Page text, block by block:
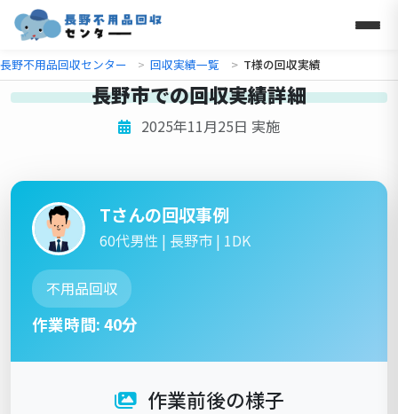
長野不用品回収センター 回収実績一覧 T様の回収実績
長野市での回収実績詳細
2025年11月25日 実施
Tさんの回収事例
60代男性 | 長野市 | 1DK
不用品回収
作業時間: 40分
作業前後の様子